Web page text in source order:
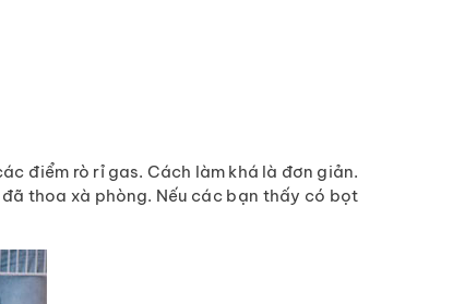
điểm rò rỉ gas. Cách làm khá là đơn giản.
thoa xà phòng. Nếu các bạn thấy có bọt